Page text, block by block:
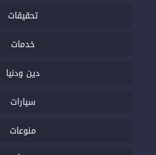
تحقيقات
خدمات
دين ودنيا
سيارات
منوعات